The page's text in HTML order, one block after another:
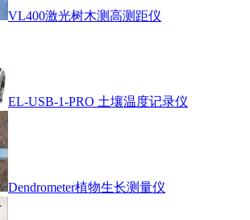
VL400激光树木测高测距仪
EL-USB-1-PRO 土壤温度记录仪
Dendrometer植物生长测量仪